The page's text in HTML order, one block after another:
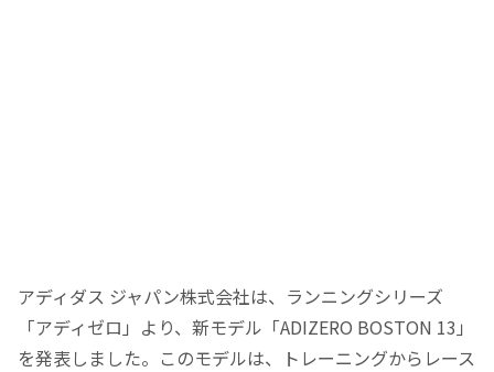
アディダス ジャパン株式会社は、ランニングシリーズ
「アディゼロ」より、新モデル「ADIZERO BOSTON 13」
を発表しました。​このモデルは、トレーニングからレース